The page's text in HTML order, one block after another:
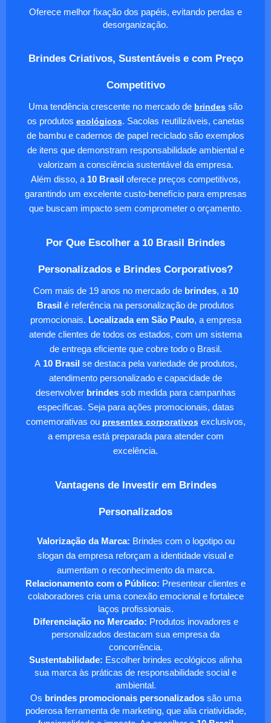
Oferece melhor fixação dos papéis, evitando perdas e
desorganização.
Brindes Criativos, Sustentáveis e com Preço
Competitivo
Uma tendência crescente no mercado de brindes são
os produtos ecológicos. Sacolas reutilizáveis, canetas
de bambu e cadernos de papel reciclado são exemplos
de itens que demonstram responsabilidade ambiental e
valorizam a consciência sustentável da empresa.
Além disso, a 10 Brasil oferece preços competitivos,
garantindo um excelente custo-benefício para empresas
que buscam impacto sem comprometer o orçamento.
Por Que Escolher a 10 Brasil Brindes
Personalizados e Brindes Corporativos?
Com mais de 19 anos no mercado de brindes, a 10
Brasil é referência na personalização de produtos
promocionais. Localizada em São Paulo, a empresa
atende clientes de todos os estados, com um sistema
de entrega eficiente que cobre todo o Brasil.
A10 Brasil se destaca pela variedade de produtos,
atendimento personalizado e capacidade de
desenvolver brindessob medida para campanhas
específicas. Seja para ações promocionais, datas
comemorativas ou presentes corporativosexclusivos,
a empresa está preparada para atender com
excelência.
Vantagens de Investir em Brindes
Personalizados
Valorização da Marca: Brindes com o logotipo ou
slogan da empresa reforçam a identidade visual e
aumentam o reconhecimento da marca.
Relacionamento com o Público: Presentear clientes e
colaboradores cria uma conexão emocional e fortalece
laços profissionais.
Diferenciação no Mercado: Produtos inovadores e
personalizados destacam sua empresa da
concorrência.
Sustentabilidade: Escolher brindes ecológicos alinha
sua marca às práticas de responsabilidade social e
ambiental.
Os brindes promocionais personalizadossão uma
poderosa ferramenta de marketing, que alia criatividade,